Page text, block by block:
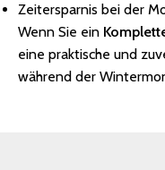
Zeitersparnis bei der
Wenn Sie ein
eine praktische und
während der